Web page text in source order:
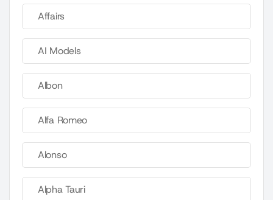
Affairs
AI Models
Albon
Alfa Romeo
Alonso
Alpha Tauri